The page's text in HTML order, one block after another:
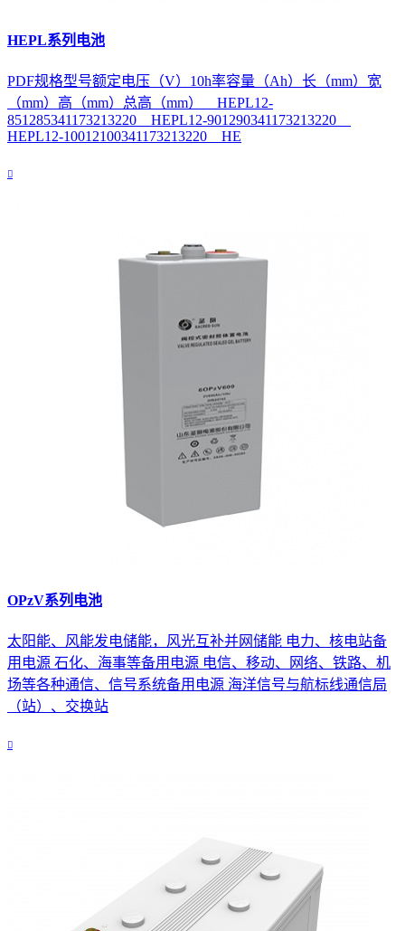
HEPL系列电池
PDF规格型号额定电压（V）10h率容量（Ah）长（mm）宽
（mm）高（mm）总高（mm） HEPL12-
851285341173213220 HEPL12-901290341173213220
HEPL12-10012100341173213220 HE

OPzV系列电池
太阳能、风能发电储能，风光互补并网储能 电力、核电站备
用电源 石化、海事等备用电源 电信、移动、网络、铁路、机
场等各种通信、信号系统备用电源 海洋信号与航标线通信局
（站）、交换站
